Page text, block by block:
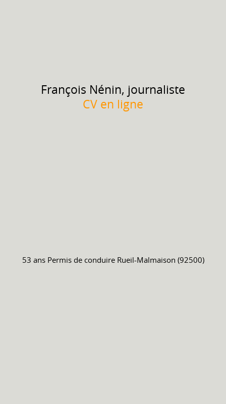
François Nénin, journaliste
CV en ligne
53 ans Permis de conduire Rueil-Malmaison (92500)